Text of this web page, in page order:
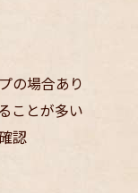
の場合あり
ことが多い
認